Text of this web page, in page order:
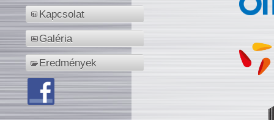
Kapcsolat
Galéria
Eredmények